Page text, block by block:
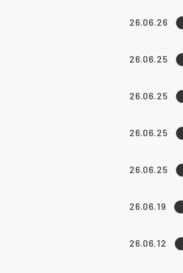
26.06.26
26.06.25
26.06.25
26.06.25
26.06.25
26.06.19
26.06.12